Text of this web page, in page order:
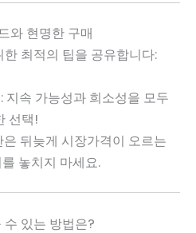
와 현명한 구매
최적의 팁을 공유합니다:
: 지속 가능성과 희소성을 모두
선택!
은 뒤늦게 시장가격이 오르는
놓치지 마세요.
있는 방법은?